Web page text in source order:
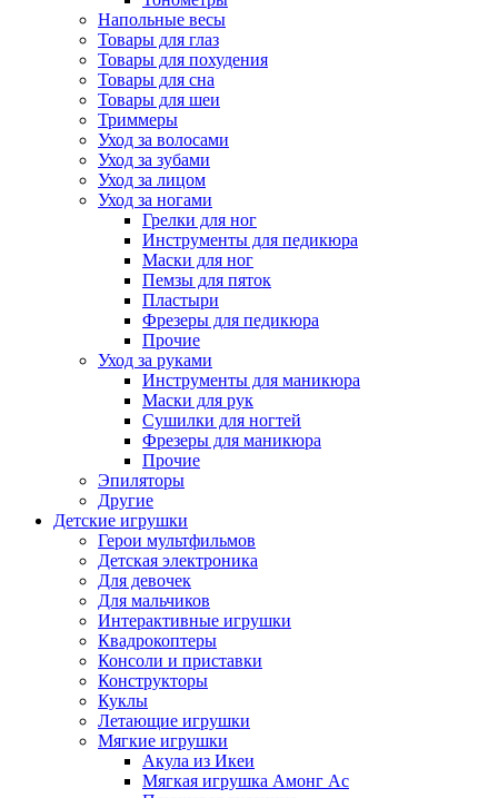
Напольные весы
Товары для глаз
Товары для похудения
Товары для сна
Товары для шеи
Триммеры
Уход за волосами
Уход за зубами
Уход за лицом
Уход за ногами
Грелки для ног
Инструменты для педикюра
Маски для ног
Пемзы для пяток
Пластыри
Фрезеры для педикюра
Прочие
Уход за руками
Инструменты для маникюра
Маски для рук
Сушилки для ногтей
Фрезеры для маникюра
Прочие
Эпиляторы
Другие
Детские игрушки
Герои мультфильмов
Детская электроника
Для девочек
Для мальчиков
Интерактивные игрушки
Квадрокоптеры
Консоли и приставки
Конструкторы
Куклы
Летающие игрушки
Мягкие игрушки
Акула из Икеи
Мягкая игрушка Амонг Ас